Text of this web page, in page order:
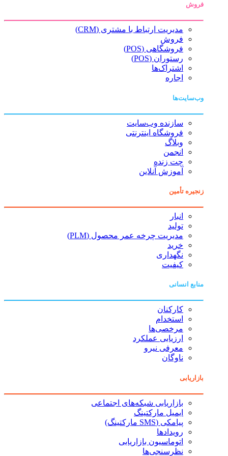
فروش
مدیریت ارتباط با مشتری (CRM)
فروش
فروشگاهی (POS)
رستوران (POS)
اشتراک‌ها
اجاره
وب‌سایت‌ها
سازنده وب‌سایت
فروشگاه اینترنتی
وبلاگ
انجمن
چت زنده
آموزش آنلاین
زنجیره تأمین
انبار
تولید
مدیریت چرخه عمر محصول (PLM)
خرید
نگهداری
کیفیت
منابع انسانی
کارکنان
استخدام
مرخصی‌ها
ارزیابی عملکرد
معرفی نیرو
ناوگان
بازاریابی
بازاریابی شبکه‌های اجتماعی
ایمیل مارکتینگ
پیامکی (SMS مارکتینگ)
رویدادها
اتوماسیون بازاریابی
نظرسنجی‌ها